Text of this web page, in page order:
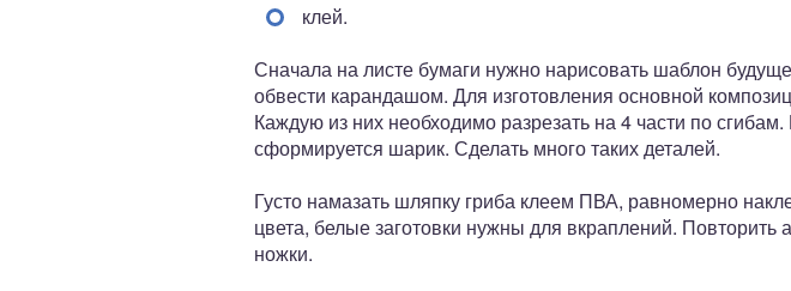
клей.
Сначала на листе бумаги нужно нарисовать шаблон
обвести карандашом. Для изготовления основной
Каждую из них необходимо разрезать на 4 части по
сформируется шарик. Сделать много таких деталей.
Густо намазать шляпку гриба клеем ПВА, равномерно
цвета, белые заготовки нужны для вкраплений.
ножки.